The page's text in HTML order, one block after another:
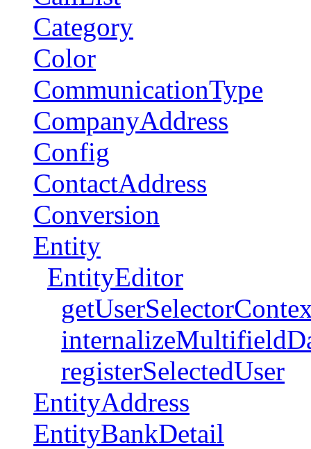
Category
Color
CommunicationType
CompanyAddress
Config
ContactAddress
Conversion
Entity
EntityEditor
registerSelectedUser
EntityAddress
EntityBankDetail